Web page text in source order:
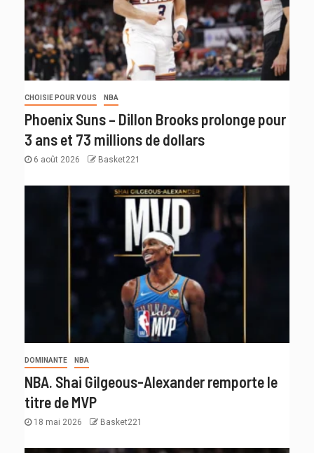
CHOISIE POUR VOUS NBA
Phoenix Suns – Dillon Brooks prolonge pour
3 ans et 73 millions de dollars
6 août 2026 Basket221
DOMINANTE NBA
NBA. Shai Gilgeous-Alexander remporte le
titre de MVP
18 mai 2026 Basket221